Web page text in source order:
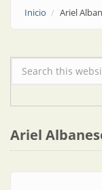
Inicio Ariel
Formulario de
Ariel